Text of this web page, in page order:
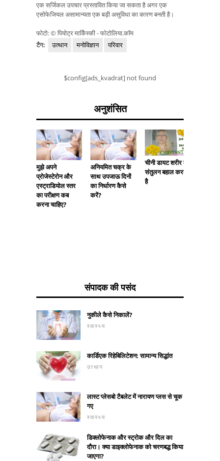
एक सर्जिकल उपचार प्रस्तावित किया जा सकता है अगर एक
एसोफेजियल असामान्यता एक बड़ी असुविधा का कारण बनती है।
फोटो: © पियोट्र मार्किंस्की - फोटोलिया.कॉम
टैग:
उत्थान मनोविज्ञान परिवार
$config[ads_kvadrat] not found
अनुशंसित
मुझे अपने
प्रोजेस्टेरोन और
एस्ट्राडियोल स्तर
का परीक्षण कब
करना चाहिए?
अनियमित चक्र के
साथ उपजाऊ दिनों
का निर्धारण कैसे
करें?
चीनी डायट शरीर में
संतुलन बहाल करता
है
संपादक की पसंद
नुकीले कैसे निकालें?
स्वास्थ्य
कार्डिएक रिहेबिलिटेशन: सामान्य सिद्धांत
उत्थान
लास्ट प्लेसबो टैबलेट में नारायण प्लस से चूक
गए
स्वास्थ्य
डिक्लोफेनाक और स्ट्रोक और दिल का
दौरा। क्या डाइक्लोफेनाक को चरणबद्ध किया
जाएगा?